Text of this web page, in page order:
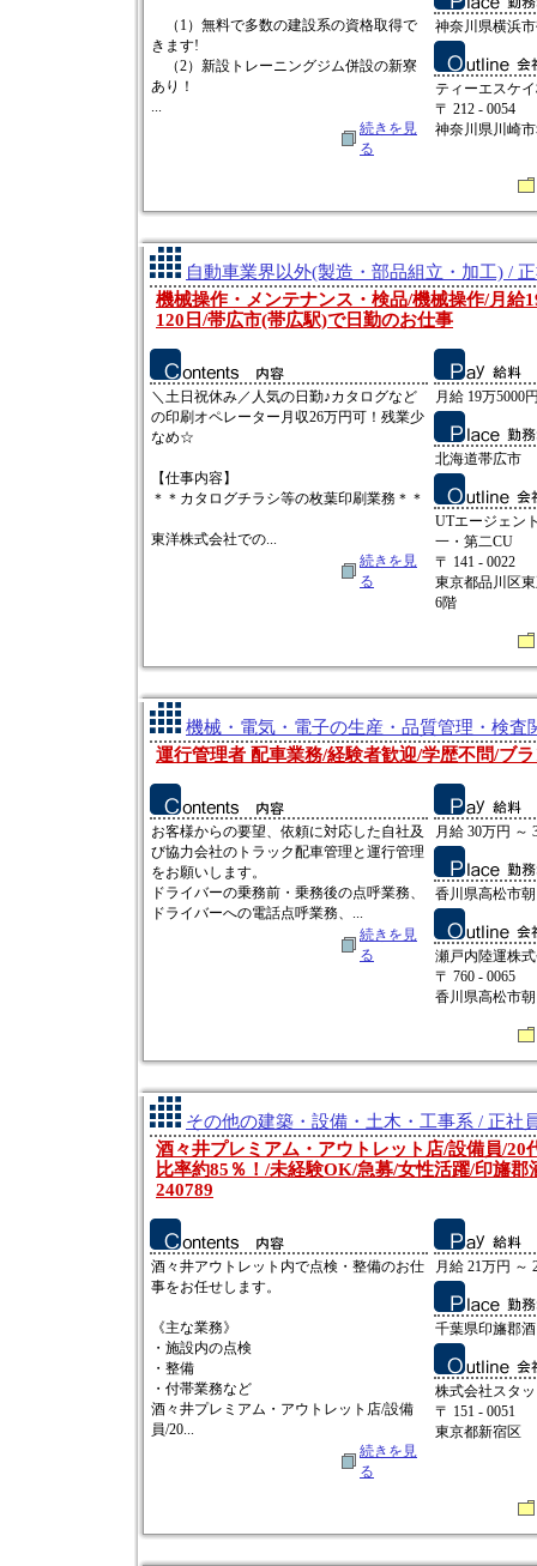
（1）無料で多数の建設系の資格取得で
きます!
（2）新設トレーニングジム併設の新寮
あり！
...
続きを見
る
神奈川県横浜
ティーエスケ
〒 212 - 0054
神奈川県川崎
自動車業界以外(製造・部品組立・加工) /
機械操作・メンテナンス・検品/機械操作/月給
120日/帯広市(帯広駅)で日勤のお仕事
＼土日祝休み／人気の日勤♪カタログなど
の印刷オペレーター月収26万円可！残業少
なめ☆
【仕事内容】
＊＊カタログチラシ等の枚葉印刷業務＊＊
東洋株式会社での...
続きを見
る
月給 19万5000
北海道帯広市
UTエージェン
一・第二CU
〒 141 - 0022
東京都品川区
6階
機械・電気・電子の生産・品質管理・検査
運行管理者 配車業務/経験者歓迎/学歴不問/ブ
お客様からの要望、依頼に対応した自社及
び協力会社のトラック配車管理と運行管理
をお願いします。
ドライバーの乗務前・乗務後の点呼業務、
ドライバーへの電話点呼業務、...
続きを見
る
月給 30万円 ～
香川県高松市
瀬戸内陸運株
〒 760 - 0065
香川県高松市
その他の建築・設備・土木・工事系 / 正社
酒々井プレミアム・アウトレット店/設備員/20
比率約85％！/未経験OK/急募/女性活躍/印旛郡
240789
酒々井アウトレット内で点検・整備のお仕
事をお任せします。
《主な業務》
・施設内の点検
・整備
・付帯業務など
酒々井プレミアム・アウトレット店/設備
員/20...
続きを見
る
月給 21万円 ～
千葉県印旛郡
株式会社スタ
〒 151 - 0051
東京都新宿区